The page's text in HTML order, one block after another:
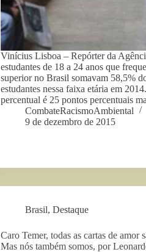
Vinícius Lisboa – Repórter da
estudantes de 18 a 24 anos que
superior no Brasil somavam 58,5%
estudantes nessa faixa etária em
percentual é 25 pontos percentuais
CombateRacismoAmbiental
9 de dezembro de 2015
Brasil,Destaque
Caro Temer, todas as cartas de amor
Mas nós também somos, por